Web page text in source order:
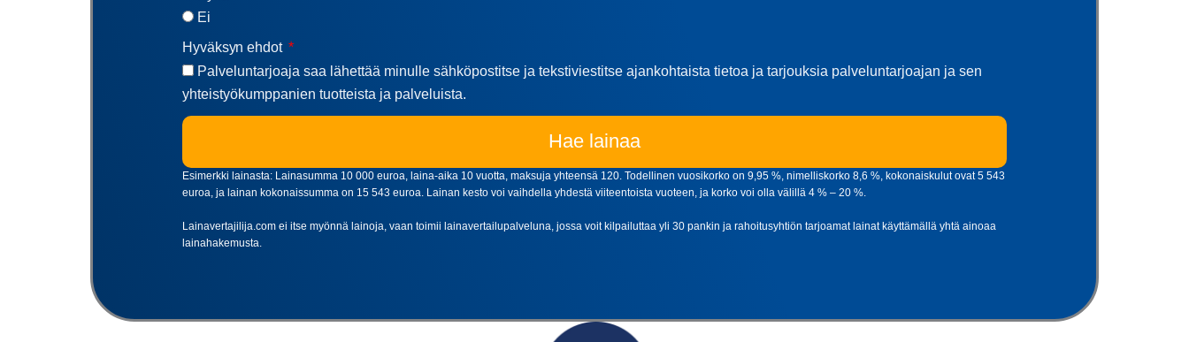
Ei
Hyväksyn ehdot
Palveluntarjoaja saa lähettää minulle sähköpostitse ja tekstiviestitse ajankohtaista tietoa ja tarjouksia palveluntarjoajan ja sen
yhteistyökumppanien tuotteista ja palveluista.
Hae lainaa
Esimerkki lainasta: Lainasumma 10 000 euroa, laina-aika 10 vuotta, maksuja yhteensä 120. Todellinen vuosikorko on 9,95 %, nimelliskorko 8,6 %, kokonaiskulut ovat 5 543
euroa, ja lainan kokonaissumma on 15 543 euroa. Lainan kesto voi vaihdella yhdestä viiteentoista vuoteen, ja korko voi olla välillä 4 % – 20 %.
Lainavertajilija.com ei itse myönnä lainoja, vaan toimii lainavertailupalveluna, jossa voit kilpailuttaa yli 30 pankin ja rahoitusyhtiön tarjoamat lainat käyttämällä yhtä ainoaa
lainahakemusta.